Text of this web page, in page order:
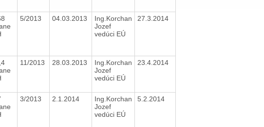
5/2013 04.03.2013
Ing.Korchan
Jozef
vedúci EÚ
27.3.2014
11/2013 28.03.2013
Ing.Korchan
Jozef
vedúci EÚ
23.4.2014
3/2013 2.1.2014
Ing.Korchan
Jozef
vedúci EÚ
5.2.2014